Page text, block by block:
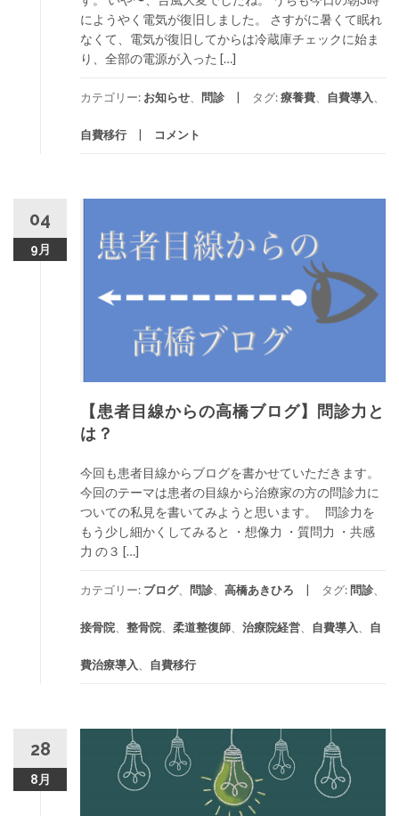
にようやく電気が復旧しました。 さすがに暑くて眠れ
なくて、電気が復旧してからは冷蔵庫チェックに始ま
り、全部の電源が入った […]
カテゴリー: お知らせ 問診 タグ:療養費 自費導入
自費移行 コメント
04
9月
【患者目線からの高橋ブログ】問診力と
は？
今回も患者目線からブログを書かせていただきます。
今回のテーマは患者の目線から治療家の方の問診力に
ついての私見を書いてみようと思います。 問診力を
もう少し細かくしてみると ・想像力 ・質問力 ・共感
力 の３ […]
カテゴリー: ブログ、 問診 高橋あきひろ タグ:問診
接骨院 整骨院 柔道整復師 治療院経営 自費導入 自
費治療導入 自費移行
28
8月